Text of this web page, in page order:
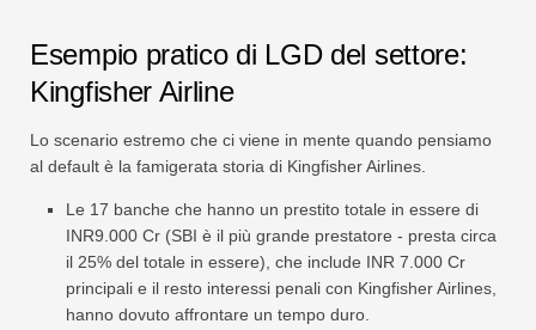
Esempio pratico di LGD del settore:
Kingfisher Airline
Lo scenario estremo che ci viene in mente quando pensiamo
al default è la famigerata storia di Kingfisher Airlines.
Le 17 banche che hanno un prestito totale in essere di
INR9.000 Cr (SBI è il più grande prestatore - presta circa
il 25% del totale in essere), che include INR 7.000 Cr
principali e il resto interessi penali con Kingfisher Airlines,
hanno dovuto affrontare un tempo duro.